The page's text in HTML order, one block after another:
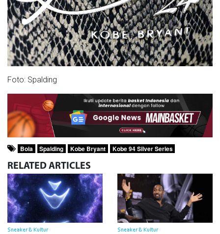
Foto: Spalding
Bola Spalding Kobe Bryant Kobe 94 Silver Series
RELATED ARTICLES
Sneaker & Kultur Sneaker & Kultur